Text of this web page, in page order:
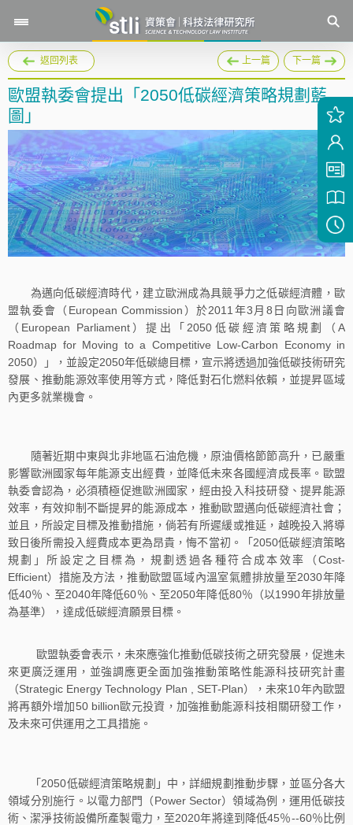
返回列表 上一篇 下一篇
歐盟執委會提出「2050低碳經濟策略規劃藍
圖」
為邁向低碳經濟時代，建立歐洲成為具競爭力之低碳經濟體，歐
盟執委會（European Commission）於2011年3月8日向歐洲議會
（European Parliament）提出「2050低碳經濟策略規劃（A
Roadmap for Moving to a Competitive Low-Carbon Economy in
2050）」，並設定2050年低碳總目標，宣示將透過加強低碳技術研究
發展、推動能源效率使用等方式，降低對石化燃料依賴，並提昇區域
內更多就業機會。
隨著近期中東與北非地區石油危機，原油價格節節高升，已嚴重
影響歐洲國家每年能源支出經費，並降低未來各國經濟成長率。歐盟
執委會認為，必須積極促進歐洲國家，經由投入科技研發、提昇能源
效率，有效抑制不斷提昇的能源成本，推動歐盟邁向低碳經濟社會；
並且，所設定目標及推動措施，倘若有所遲緩或推延，越晚投入將導
致日後所需投入經費成本更為昂貴，悔不當初。「2050低碳經濟策略
規劃」所設定之目標為，規劃透過各種符合成本效率（Cost-
Efficient）措施及方法，推動歐盟區域內溫室氣體排放量至2030年降
低40％、至2040年降低60％、至2050年降低80％（以1990年排放量
為基準），達成低碳經濟願景目標。
歐盟執委會表示，未來應強化推動低碳技術之研究發展，促進未
來更廣泛運用，並強調應更全面加強推動策略性能源科技研究計畫
（Strategic Energy Technology Plan , SET-Plan），未來10年內歐盟
將再額外增加50 billion歐元投資，加強推動能源科技相關研發工作，
及未來可供運用之工具措施。
「2050低碳經濟策略規劃」中，詳細規劃推動步驟，並區分各大
領域分別施行。以電力部門（Power Sector）領域為例，運用低碳技
術、潔淨技術設備所產製電力，至2020年將達到降低45％--60％比例